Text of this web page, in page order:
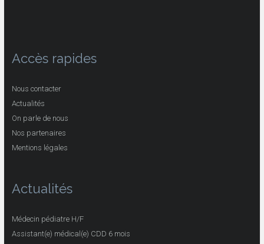
Accès rapides
Nous contacter
Actualités
On parle de nous
Nos partenaires
Mentions légales
Actualités
Médecin pédiatre H/F
Assistant(e) médical(e) CDD 6 mois